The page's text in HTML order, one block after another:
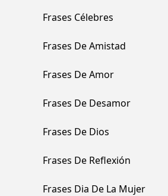
Frases Célebres
Frases De Amistad
Frases De Amor
Frases De Desamor
Frases De Dios
Frases De Reflexión
Frases Dia De La Mujer